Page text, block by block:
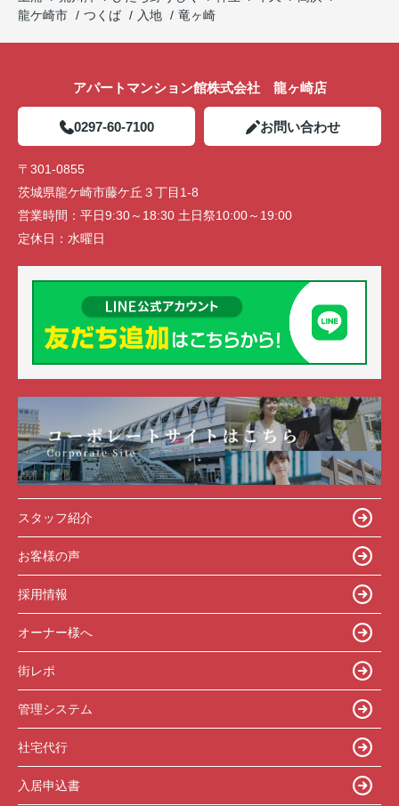
龍ケ崎市
つくば 入地 竜ヶ崎
アパートマンション館株式会社 龍ヶ崎店
0297-60-7100 お問い合わせ
〒301-0855
茨城県龍ケ崎市藤ケ丘３丁目1-8
営業時間： 平日9:30～18:30 土日祭10:00～19:00
定休日： 水曜日
スタッフ紹介
お客様の声
採用情報
オーナー様へ
街レポ
管理システム
社宅代行
入居申込書